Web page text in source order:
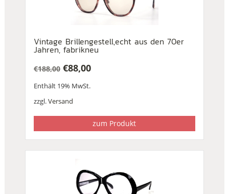
Vintage Brillengestell,echt aus den 70er
Jahren, fabrikneu
€188,00
Preis
war:
€88,00
Preis
ist:
Enthält 19% MwSt.
zzgl.Versand
zum Produkt